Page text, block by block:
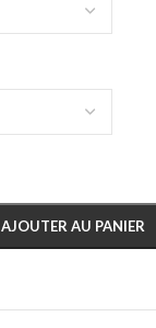
AJOUTER AU PANIER